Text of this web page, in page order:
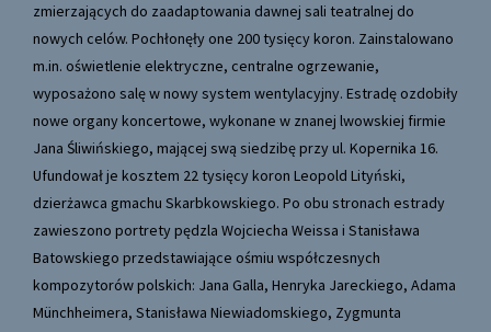
zmierzających do zaadaptowania dawnej sali teatralnej do
nowych celów. Pochłonęły one 200 tysięcy koron. Zainstalowano
m.in. oświetlenie elektryczne, centralne ogrzewanie,
wyposażono salę w nowy system wentylacyjny. Estradę ozdobiły
nowe organy koncertowe, wykonane w znanej lwowskiej firmie
Jana Śliwińskiego, mającej swą siedzibę przy ul. Kopernika 16.
Ufundował je kosztem 22 tysięcy koron Leopold Lityński,
dzierżawca gmachu Skarbkowskiego. Po obu stronach estrady
zawieszono portrety pędzla Wojciecha Weissa i Stanisława
Batowskiego przedstawiające ośmiu współczesnych
kompozytorów polskich: Jana Galla, Henryka Jareckiego, Adama
Münchheimera, Stanisława Niewiadomskiego, Zygmunta